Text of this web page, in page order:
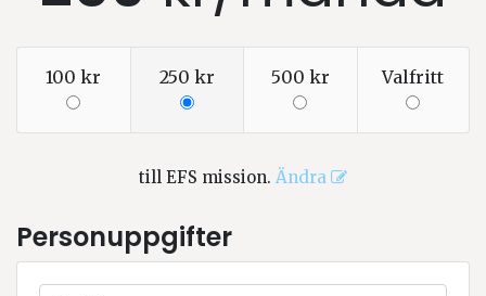
100 kr 250 kr 500 kr Valfritt
till EFS mission. Ändra
Personuppgifter